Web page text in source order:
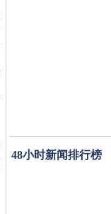
48小时新闻排行榜